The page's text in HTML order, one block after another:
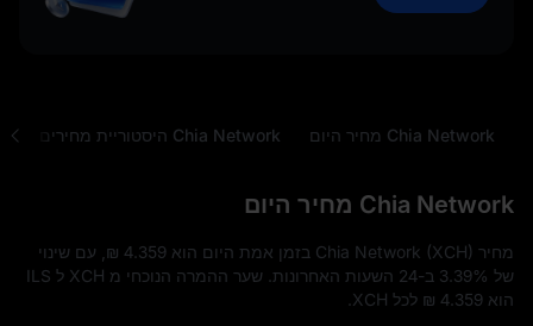
Chia Network מחיר היום Chia Network היסטוריית מחירים
Chia Network מחיר היום
מחיר Chia Network (XCH) בזמן אמת היום הוא ₪ 4.359 , עם שינוי
של 3.39%
ב-24 השעות האחרונות. שער ההמרה הנוכחי מ XCH ל ILS
הוא ₪ 4.359 לכל XCH.